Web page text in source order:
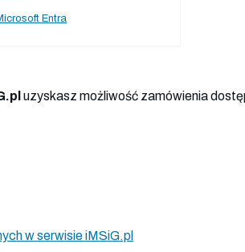
Entra
uzyskasz możliwość zamówienia
w serwisie iMSiG.pl